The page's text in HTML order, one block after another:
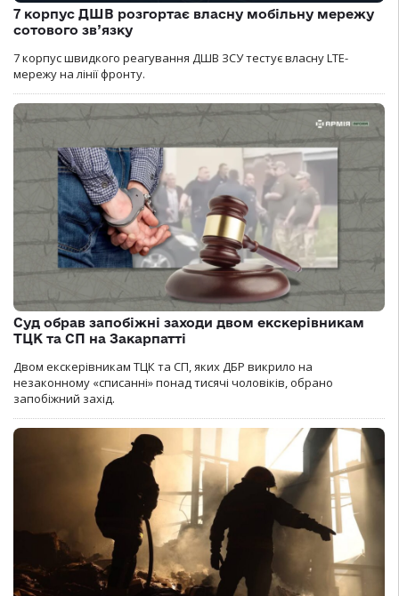
7 корпус ДШВ розгортає власну мобільну мережу
сотового зв’язку
7 корпус швидкого реагування ДШВ ЗСУ тестує власну LTE-
мережу на лінії фронту.
Суд обрав запобіжні заходи двом екскерівникам
ТЦК та СП на Закарпатті
Двом екскерівникам ТЦК та СП, яких ДБР викрило на
незаконному «списанні» понад тисячі чоловіків, обрано
запобіжний захід.